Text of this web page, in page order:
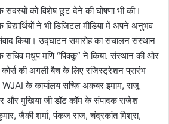
को विशेष छुट देने की घोषणा भी की।
ने भी डिजिटल मीडिया में अपने अनुभव
किया। उद्घाटन समारोह का संचालन संस्थान
सचिव मधुप मणि “पिक्कू” ने किया. संस्थान की ओर
कोर्स की अगली बैच के लिए रजिस्ट्रेशन प्रारंभ
के कार्यालय सचिव अकबर इमाम, राजू
और मुखिया जी डॉट कॉम के संपादक राजेश
जैकी शर्मा, पंकज राज, चंद्रकांत मिश्रा,